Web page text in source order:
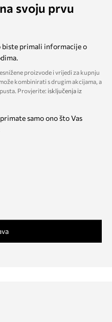
svoju prvu
biste primali informacije o
proizvode i vrijedi za kupnju
kombinirati s drugim akcijama, a
Provjerite: isključenja iz
samo ono što Vas